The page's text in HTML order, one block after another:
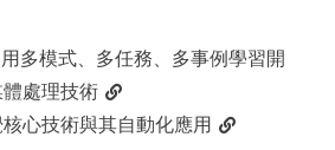
多模式、多任務、多事例學習開
處理技術
心技術與其自動化應用